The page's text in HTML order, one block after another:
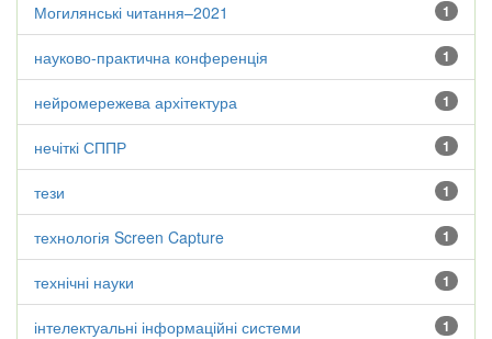
1
Могилянські читання–2021
1
науково-практична конференція
1
нейромережева архітектура
1
нечіткі СППР
1
тези
1
технологія Screen Capture
1
технічні науки
1
інтелектуальні інформаційні системи